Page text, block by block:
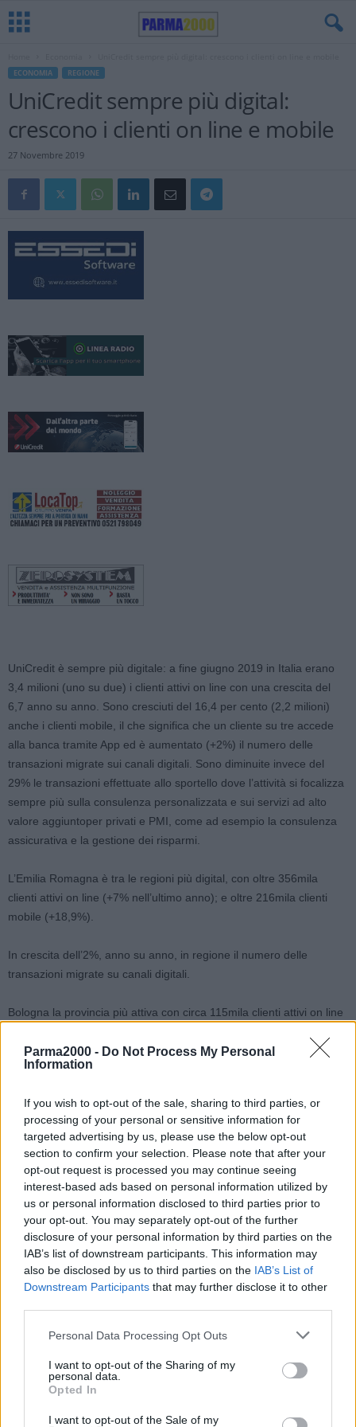
Parma2000 - Do Not Process My Personal
Information
If you wish to opt-out of the sale, sharing to third parties, or
processing of your personal or sensitive information for
targeted advertising by us, please use the below opt-out
section to confirm your selection. Please note that after your
opt-out request is processed you may continue seeing
interest-based ads based on personal information utilized by
us or personal information disclosed to third parties prior to
your opt-out. You may separately opt-out of the further
disclosure of your personal information by third parties on the
IAB’s list of downstream participants. This information may
also be disclosed by us to third parties on the IAB’s List of
Downstream Participants that may further disclose it to other
Personal Data Processing Opt Outs
I want to opt-out of the Sharing of my
personal data.
Opted In
I want to opt-out of the Sale of my
ECONOMIA REGIONE
UniCredit sempre più digital:
crescono i clienti on line e mobile
27 Novembre 2019
UniCredit è sempre più digitale: a fine giugno 2019 in Italia erano
3,4 milioni (uno su due) i clienti attivi on line con una crescita del
6,7 anno su anno. Sono cresciuti del 16,4 per cento (2,2 milioni)
anche i clienti mobile, il che significa che un cliente su tre accede
alla banca tramite App ed è aumentato (+2%) il numero delle
transazioni migrate sui canali digitali. Sono diminuite invece del
29% le transazioni effettuate allo sportello dove l’attività si focalizza
sempre più sulla consulenza personalizzata e sui servizi ad alto
valore aggiuntoper privati e PMI, come ad esempio la consulenza
assicurativa e la gestione dei risparmi.
L’Emilia Romagna è tra le regioni più digital, con oltre 356mila
clienti attivi on line (+7% nell’ultimo anno); e oltre 216mila clienti
mobile (+18,9%).
In crescita dell’2%, anno su anno, in regione il numero delle
transazioni migrate su canali digitali.
Bologna la provincia più attiva con circa 115mila clienti attivi on line
Seguono Modena con 73mila clienti attivi on line (+7,7%) e oltre
44mila su mobile (+18%); e Reggio Emilia 47mila clienti on line
Proprio in questi giorni il Gruppo sta lanciando la nuova App per il
mobile banking, che sarà più veloce, facile e intuitiva e sarà uguale
per i clienti dei tre Paesi dove il Gruppo ha una presenza più forte.
E’ stata realizzata una piattaforma digitale unica che serve tre
mercati sostanzialmente diversi. Il risultato permetterà ai clienti di
moltiplicare le occasioni di contatto digitale con la banca e alla
banca di ottenere una maggior efficienza operativa.
“Vogliamo accompagnare i nostri clienti – spiega Remo Taricani,
Per questo lavoriamo ogni giorno per essere più customer-friendly
facili da usare. Come banca siamo stati i primi in Italia a offrire ai
nostri clienti i pagamenti digitali tramite Apple Pay e poi Samsung
Pay e Google Pay. Sempre per primi abbiamo dato la possibilità ai